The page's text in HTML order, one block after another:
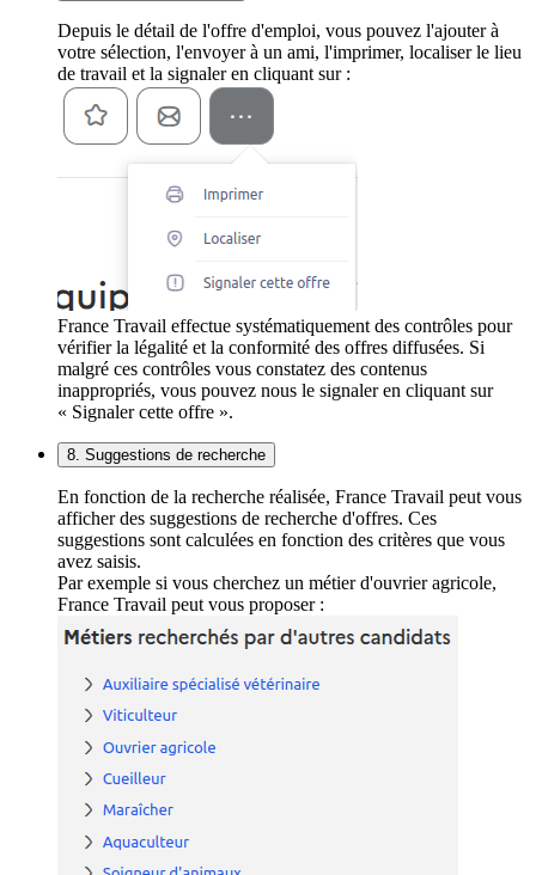
Depuis le détail de l'offre d'emploi, vous pouvez l'ajouter à
votre sélection, l'envoyer à un ami, l'imprimer, localiser le lieu
de travail et la signaler en cliquant sur :
France Travail effectue systématiquement des contrôles pour
vérifier la légalité et la conformité des offres diffusées. Si
malgré ces contrôles vous constatez des contenus
inappropriés, vous pouvez nous le signaler en cliquant sur
« Signaler cette offre ».
8. Suggestions de recherche
En fonction de la recherche réalisée, France Travail peut vous
afficher des suggestions de recherche d'offres. Ces
suggestions sont calculées en fonction des critères que vous
avez saisis.
Par exemple si vous cherchez un métier d'ouvrier agricole,
France Travail peut vous proposer :